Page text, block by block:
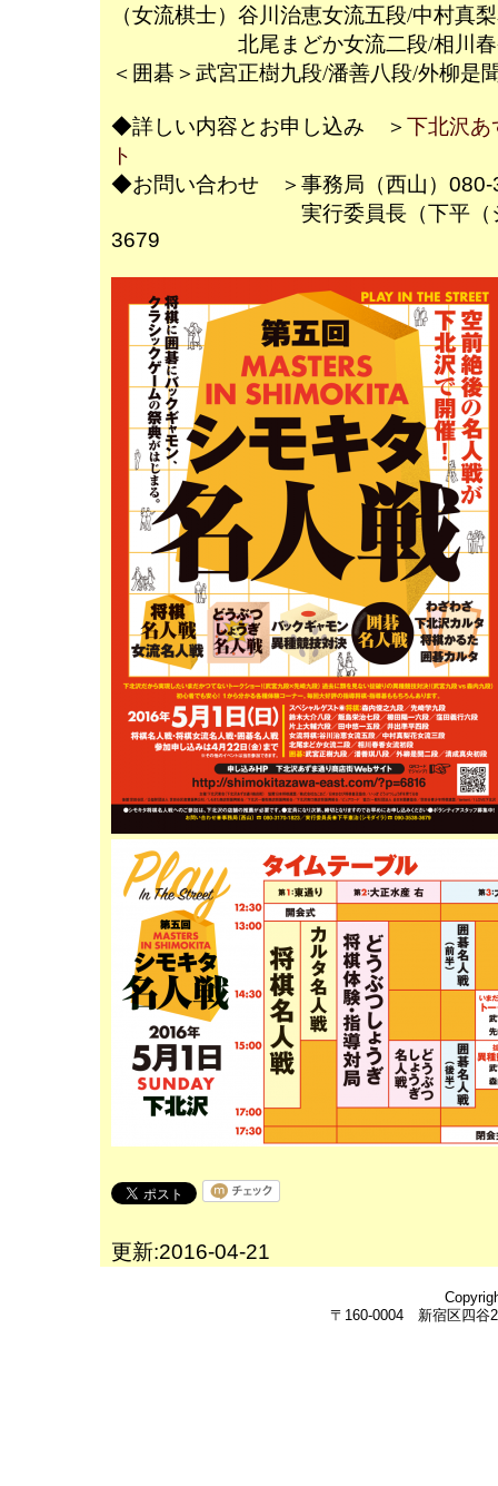
（女流棋士）谷川治恵女流五段/中村真
北尾まどか女流二段/相川春香
＜囲碁＞武宮正樹九段/潘善八段/外柳是
◆詳しい内容とお申し込み ＞下北沢あ
ト
◆お問い合わせ ＞事務局（西山）
実行委員長（下平（シモダ
3679
更新:2016-04-21
〒160-0004 新宿区四谷